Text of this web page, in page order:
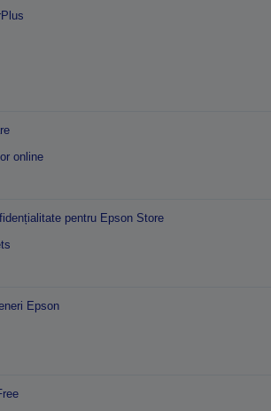
online
pentru Epson Store
Epson